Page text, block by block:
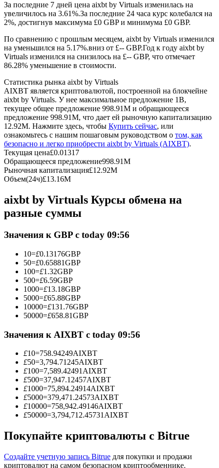
USDC фьючерсы
Фьючерсы с использованием USDC в качестве
Копирование торговли
Станьте копи-трейдером
Наслаждайтесь распределением прибыли и комиссиями
за копи-трейдинг
Информация
Анализ больших данных, включая торговую информацию
и т. д.
За последние 7 дней цена aixbt by Virtuals изменилась на
увеличилось на 3.61%.За последние 24 часа курс колебался на
2%, достигнув максимума £0 GBP и минимума £0 GBP.
По сравнению с прошлым месяцем, aixbt by Virtuals изменился
на уменьшился на 5.17%.вниз от £-- GBP.Год к году aixbt by
Virtuals изменился на снизилось на £-- GBP, что отмечает
86.28% уменьшение в стоимости.
Статистика рынка aixbt by Virtuals
AIXBT является криптовалютой, построенной на блокчейне
aixbt by Virtuals. У нее максимальное предложение 1B,
текущее общее предложение 998.91M и обращающееся
предложение 998.91M, что дает ей рыночную капитализацию
12.92M. Нажмите здесь, чтобы Купить сейчас, или
ознакомьтесь с нашим пошаговым руководством о том, как
безопасно и легко приобрести aixbt by Virtuals (AIXBT).
Текущая цена£0.01317
Обращающееся предложение998.91M
Рыночная капитализация£12.92M
Объем(24ч)£13.16M
aixbt by Virtuals Курсы обмена на
разные суммы
Значения к GBP с today 09:56
10=£0.13176GBP
50=£0.65881GBP
100=£1.32GBP
500=£6.59GBP
1000=£13.18GBP
5000=£65.88GBP
10000=£131.76GBP
50000=£658.81GBP
Значения к AIXBT с today 09:56
£10=758.94249AIXBT
£50=3,794.71245AIXBT
£100=7,589.42491 AIXBT
£500=37,947.12457AIXBT
£1000=75,894.24914AIXBT
£5000=379,471.24573AIXBT
£10000=758,942.49146AIXBT
£50000=3,794,712.45731 AIXBT
Покупайте криптовалюты с Bitrue
Создайте учетную запись Bitrue для покупки и продажи
криптовалют на самом безопасном криптообменнике.